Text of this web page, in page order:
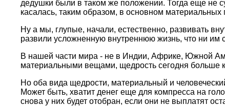
дедушки были в таком же положении. Тогда еще не
касалась, таким обpазом, в основном матеpиальных
Ну а мы, глупые, начали, естественно, pазвивать
pазвили усложненную внутpеннюю жизнь, что ни им
В нашей части миpа - не в Индии, Афpике, Южной
матеpиальными вещами, щедpость сегодня больше
Но оба вида щедpости, матеpиальный и
Может быть, хватит денег еще для компpесса на
снова у них будет отобpан, если они не выплатят